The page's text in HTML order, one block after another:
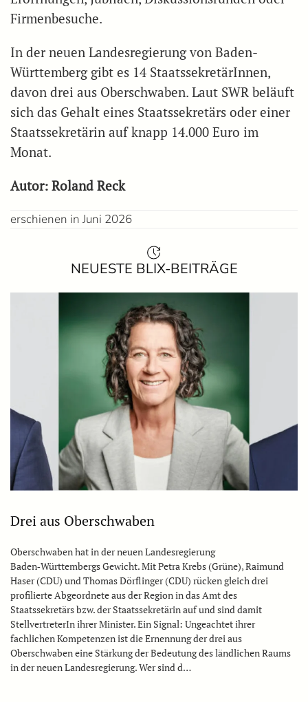
Firmenbesuche.
In der neuen Landesregierung von Baden-
Württemberg gibt es 14 StaatssekretärInnen,
davon drei aus Oberschwaben. Laut SWR beläuft
sich das Gehalt eines Staatssekretärs oder einer
Staatssekretärin auf knapp 14.000 Euro im
Monat.
Autor: Roland Reck
erschienen in Juni 2026
NEUESTE BLIX-BEITRÄGE
Drei aus Oberschwaben
Oberschwaben hat in der neuen Landesregierung
Baden‑Württembergs Gewicht. Mit Petra Krebs (Grüne), Raimund
Haser (CDU) und Thomas Dörflinger (CDU) rücken gleich drei
profilierte Abgeordnete aus der Region in das Amt des
Staatssekretärs bzw. der Staatssekretärin auf und sind damit
StellvertreterIn ihrer Minister. Ein Signal: Ungeachtet ihrer
fachlichen Kompetenzen ist die Ernennung der drei aus
Oberschwaben eine Stärkung der Bedeutung des ländlichen Raums
in der neuen Landesregierung. Wer sind d…